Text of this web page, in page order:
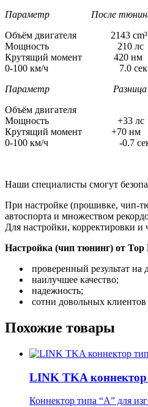
Параметр После
Объём двигателя 2143 cm³
Мощность 210 лс
Крутящий момент 420 нм
0-100 км/ч 7.0 сек
Параметр Разница
Объём двигателя
Мощность +33 лс
Крутящий момент +70 нм
0-100 км/ч -0.7
Наши специалисты смогут
При настройке (прошивке, чип-
автоспорта и множеством
Для настройки, корректировки
Настройка (чип тюнинг) от Top
проверенный результат на
наилучшее качество;
надежность;
сотни довольных
Похожие товары
LINK TKA
Коннектор типа “А” для